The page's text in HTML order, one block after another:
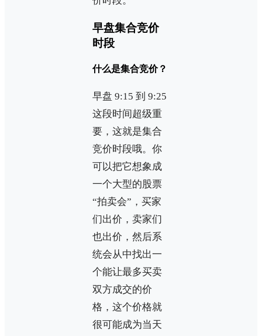
早盘集合竞价
时段
什么是集合竞价？
早盘 9:15 到 9:25
这段时间超级重
要，这就是集合
竞价时段哦。你
可以把它想象成
一个大型的股票
“拍卖会”，买家
们出价，卖家们
也出价，然后系
统会从中找出一
个能让最多买卖
双方成交的价
格，这个价格就
很可能成为当天